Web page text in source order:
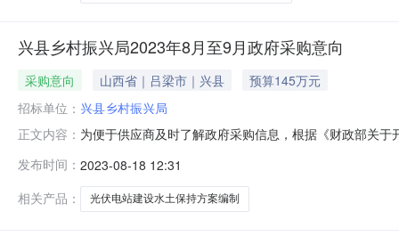
兴县乡村振兴局2023年8月至9月政府采购意向
采购意向 山西省｜吕梁市｜兴县
预算145万元
招标单位： 兴县乡村振兴局
正文内容： 为便于供应商及时了解政府采购信息，根据《财政部关
土保持方案编制14500002023年09月是本次公开的采购
发布时间： 2023-08-18 12:31
相关产品：
光伏电站建设水土保持方案编制